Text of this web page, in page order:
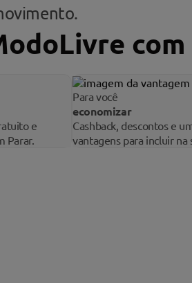
e
Parar.
Para você
economizar
Cashback, descontos e
vantagens para incluir na